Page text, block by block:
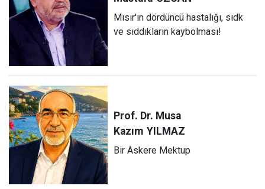
Mısır'ın dördüncü hastalığı, sıdk
ve sıddıkların kaybolması!
Prof. Dr. Musa
Kazım YILMAZ
Bir Askere Mektup